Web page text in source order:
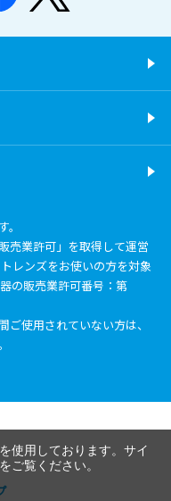
売業許可」を取得して運営
レンズをお使いの方を対象
の販売業許可番号：第
使用されていない方は、
使用しております。サイ
をご覧ください。